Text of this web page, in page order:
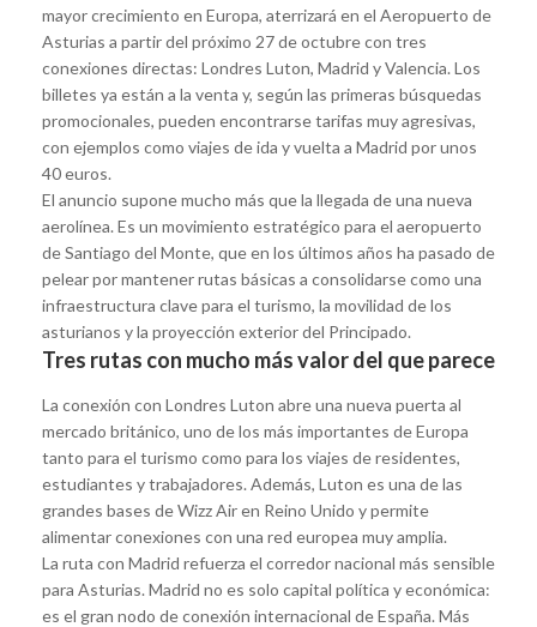
mayor crecimiento en Europa, aterrizará en el Aeropuerto de
Asturias a partir del próximo 27 de octubre con tres
conexiones directas: Londres Luton, Madrid y Valencia. Los
billetes ya están a la venta y, según las primeras búsquedas
promocionales, pueden encontrarse tarifas muy agresivas,
con ejemplos como viajes de ida y vuelta a Madrid por unos
40 euros.
El anuncio supone mucho más que la llegada de una nueva
aerolínea. Es un movimiento estratégico para el aeropuerto
de Santiago del Monte, que en los últimos años ha pasado de
pelear por mantener rutas básicas a consolidarse como una
infraestructura clave para el turismo, la movilidad de los
asturianos y la proyección exterior del Principado.
Tres rutas con mucho más valor del que parece
La conexión con Londres Luton abre una nueva puerta al
mercado británico, uno de los más importantes de Europa
tanto para el turismo como para los viajes de residentes,
estudiantes y trabajadores. Además, Luton es una de las
grandes bases de Wizz Air en Reino Unido y permite
alimentar conexiones con una red europea muy amplia.
La ruta con Madrid refuerza el corredor nacional más sensible
para Asturias. Madrid no es solo capital política y económica:
es el gran nodo de conexión internacional de España. Más